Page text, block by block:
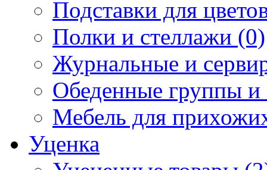
Подставки для
Полки и стеллажи (0)
Журнальные и
Обеденные группы и
Мебель для
Уценка